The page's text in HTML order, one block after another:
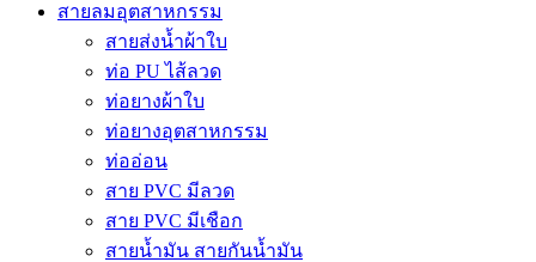
สายลมอุตสาหกรรม
สายส่งน้ำผ้าใบ
ท่อ PU ไส้ลวด
ท่อยางผ้าใบ
ท่อยางอุตสาหกรรม
ท่ออ่อน
สาย PVC มีลวด
สาย PVC มีเชือก
สายน้ำมัน สายกันน้ำมัน